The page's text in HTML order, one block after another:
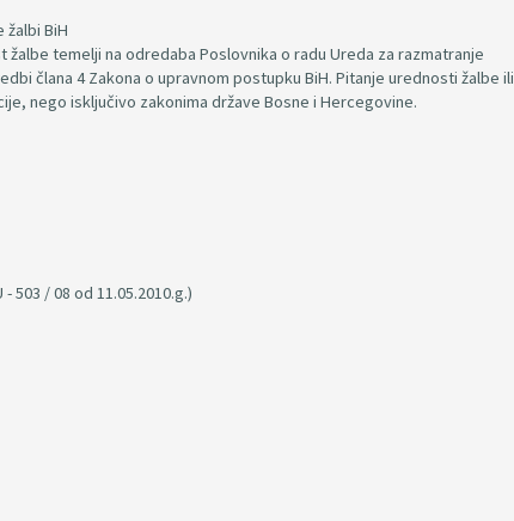
BiH
temelji na odredaba Poslovnika o radu Ureda za razmatranje
člana 4 Zakona o upravnom postupku BiH. Pitanje urednosti žalbe ili
nego isključivo zakonima države Bosne i Hercegovine.
503 / 08 od 11.05.2010.g.)